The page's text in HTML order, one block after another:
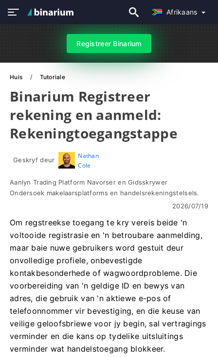
Afrikaans
Registreer Binarium
Huis Tutoriale
Binarium Registreer
rekening en aanmeld:
Rekeningtoegangstappe
Geskryf deur
Nathan
Cole
Aanlyn Trading Platform Navorser en Gidsskrywer
Ondersoek makelaarsplatforms en handelsrekeningstelsels.
2026/07/19
Om regstreekse toegang te kry vereis beide 'n
voltooide registrasie en 'n betroubare aanmelding,
maar baie nuwe gebruikers word gestuit deur
onvolledige profiele, onbevestigde
kontakbesonderhede of wagwoordprobleme. Die
voorbereiding van 'n geldige ID en bewys van
adres, die gebruik van 'n aktiewe e-pos of
telefoonnommer vir bevestiging, en die keuse van
veilige geloofsbriewe voor jy begin, sal vertragings
verminder en die kans op tydelike uitsluitings
verminder wat handelstoegang blokkeer.